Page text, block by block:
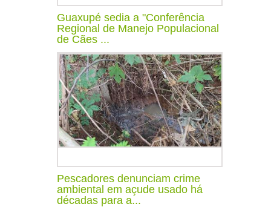
Guaxupé sedia a "Conferência
Regional de Manejo Populacional
de Cães ...
Pescadores denunciam crime
ambiental em açude usado há
décadas para a...